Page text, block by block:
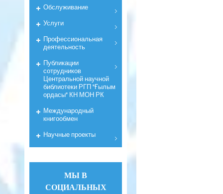
Обслуживание
Услуги
Профессиональная
деятельность
Публикации
сотрудников
Центральной научной
библиотеки РГП "Ғылым
ордасы" КН МОН РК
Международный
книгообмен
Научные проекты
МЫ В
СОЦИАЛЬНЫХ